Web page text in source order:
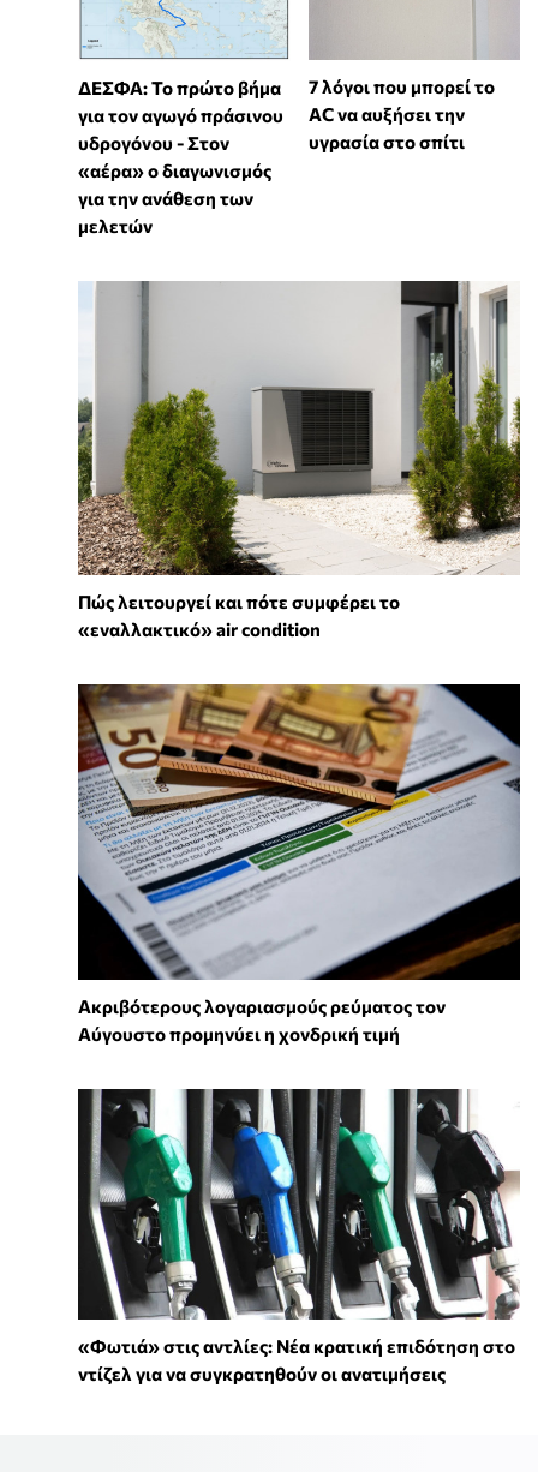
ΔΕΣΦΑ: Το πρώτο βήμα
για τον αγωγό πράσινου
υδρογόνου - Στον
«αέρα» ο διαγωνισμός
για την ανάθεση των
μελετών
7 λόγοι που μπορεί το
AC να αυξήσει την
υγρασία στο σπίτι
Πώς λειτουργεί και πότε συμφέρει το
«εναλλακτικό» air condition
Ακριβότερους λογαριασμούς ρεύματος τον
Αύγουστο προμηνύει η χονδρική τιμή
«Φωτιά» στις αντλίες: Νέα κρατική επιδότηση στο
ντίζελ για να συγκρατηθούν οι ανατιμήσεις